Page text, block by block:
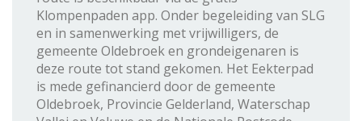
Klompenpaden app. Onder begeleiding van SLG
en in samenwerking met vrijwilligers, de
gemeente Oldebroek en grondeigenaren is
deze route tot stand gekomen. Het Eekterpad
is mede gefinancierd door de gemeente
Oldebroek, Provincie Gelderland, Waterschap